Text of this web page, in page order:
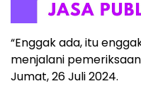
“Enggak ada, itu
menjalani
Jumat, 26 Juli 2024.